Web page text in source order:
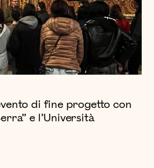
di fine progetto con
e l’Università